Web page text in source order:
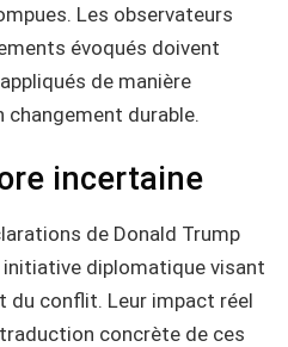
Les observateurs
évoqués doivent
de manière
durable.
incertaine
de Donald Trump
diplomatique visant
du conflit. Leur impact réel
concrète de ces